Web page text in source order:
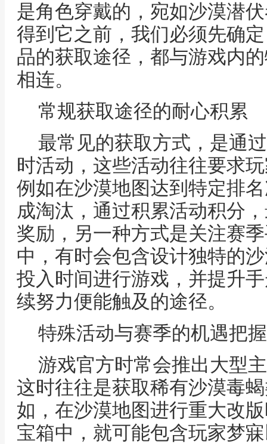
是角色穿戴的，宛如沙漠潜
得到它之前，我们必须先确
品的获取途径，都与游戏内
相连。
常规获取途径的耐心积累
最常见的获取方式，是通
时活动，这些活动往往要求
例如在沙漠地图达到特定排
成淘汰，通过积累活动积分
奖励，另一种方式是关注赛
中，有时会包含设计独特的
投入时间进行游戏，并提升
续努力便能触及的途径。
特殊活动与赛季的机遇把握
游戏官方时常会推出大型
这时往往是获取稀有沙漠毒
如，在沙漠地图进行重大改
宝箱中，就可能包含玩家梦